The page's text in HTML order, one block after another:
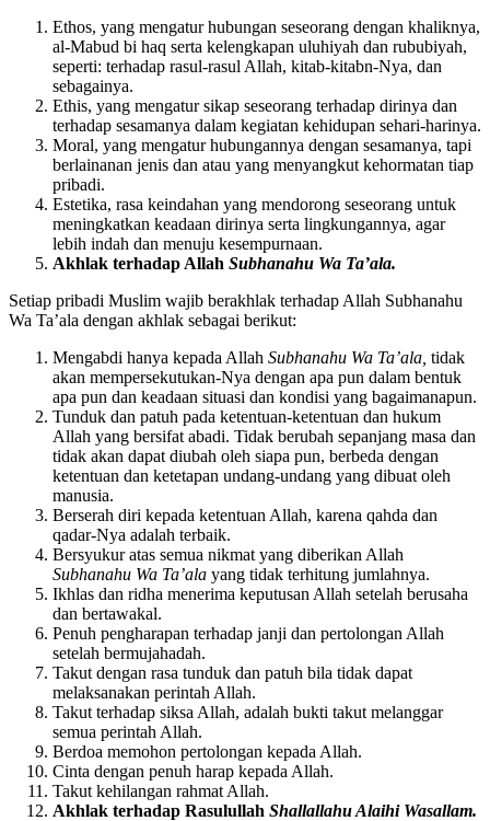
Ethos, yang mengatur hubungan seseorang dengan khaliknya,
al-Mabud bi haq serta kelengkapan uluhiyah dan rububiyah,
seperti: terhadap rasul-rasul Allah, kitab-kitabn-Nya, dan
sebagainya.
Ethis, yang mengatur sikap seseorang terhadap dirinya dan
terhadap sesamanya dalam kegiatan kehidupan sehari-harinya.
Moral, yang mengatur hubungannya dengan sesamanya, tapi
berlainanan jenis dan atau yang menyangkut kehormatan tiap
pribadi.
Estetika, rasa keindahan yang mendorong seseorang untuk
meningkatkan keadaan dirinya serta lingkungannya, agar
lebih indah dan menuju kesempurnaan.
Setiap pribadi Muslim wajib berakhlak terhadap Allah Subhanahu
Mengabdi hanya kepada AllahSubhanahu Wa Ta’ala,tidak
akan mempersekutukan-Nya dengan apa pun dalam bentuk
apa pun dan keadaan situasi dan kondisi yang bagaimanapun.
Tunduk dan patuh pada ketentuan-ketentuan dan hukum
Allah yang bersifat abadi. Tidak berubah sepanjang masa dan
tidak akan dapat diubah oleh siapa pun, berbeda dengan
ketentuan dan ketetapan undang-undang yang dibuat oleh
manusia.
Berserah diri kepada ketentuan Allah, karena qahda dan
qadar-Nya adalah terbaik.
Bersyukur atas semua nikmat yang diberikan Allah
Subhanahu Wa Ta’alayang tidak terhitung jumlahnya.
Ikhlas dan ridha menerima keputusan Allah setelah berusaha
dan bertawakal.
Penuh pengharapan terhadap janji dan pertolongan Allah
setelah bermujahadah.
Takut dengan rasa tunduk dan patuh bila tidak dapat
melaksanakan perintah Allah.
Takut terhadap siksa Allah, adalah bukti takut melanggar
semua perintah Allah.
Berdoa memohon pertolongan kepada Allah.
Cinta dengan penuh harap kepada Allah.
Takut kehilangan rahmat Allah.